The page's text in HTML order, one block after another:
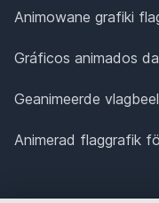
Animowane grafiki
Gráficos animados
Geanimeerde
Animerad flaggrafik